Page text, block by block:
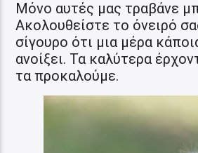
Μόνο αυτές μας τραβάνε
Ακολουθείστε το όνειρό
σίγουρο ότι μια μέρα
ανοίξει. Τα καλύτερα
τα προκαλούμε.